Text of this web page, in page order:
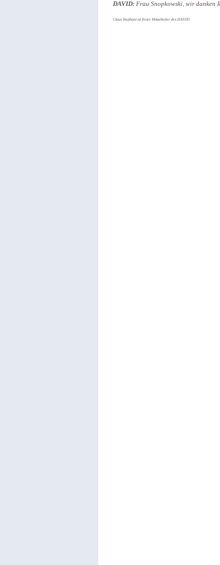
DAVID: Frau Snopkowski, wir danken
Claus Stephani ist freier Mitarbeiter des DAVID.